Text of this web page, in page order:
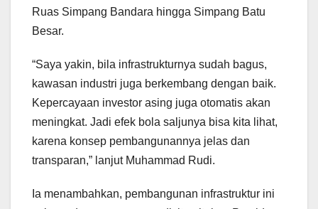
Ruas Simpang Bandara hingga Simpang Batu
Besar.
“Saya yakin, bila infrastrukturnya sudah bagus,
kawasan industri juga berkembang dengan baik.
Kepercayaan investor asing juga otomatis akan
meningkat. Jadi efek bola saljunya bisa kita lihat,
karena konsep pembangunannya jelas dan
transparan,” lanjut Muhammad Rudi.
Ia menambahkan, pembangunan infrastruktur ini